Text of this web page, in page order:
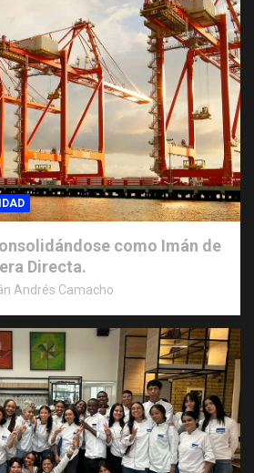
como Imán de
Directa.
Andrés Camacho